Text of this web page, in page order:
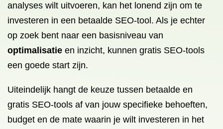
analyses wilt uitvoeren, kan het lonend zijn om te
investeren in een betaalde SEO-tool. Als je echter
op zoek bent naar een basisniveau van
optimalisatie en inzicht, kunnen gratis SEO-tools
een goede start zijn.
Uiteindelijk hangt de keuze tussen betaalde en
gratis SEO-tools af van jouw specifieke behoeften,
budget en de mate waarin je wilt investeren in het